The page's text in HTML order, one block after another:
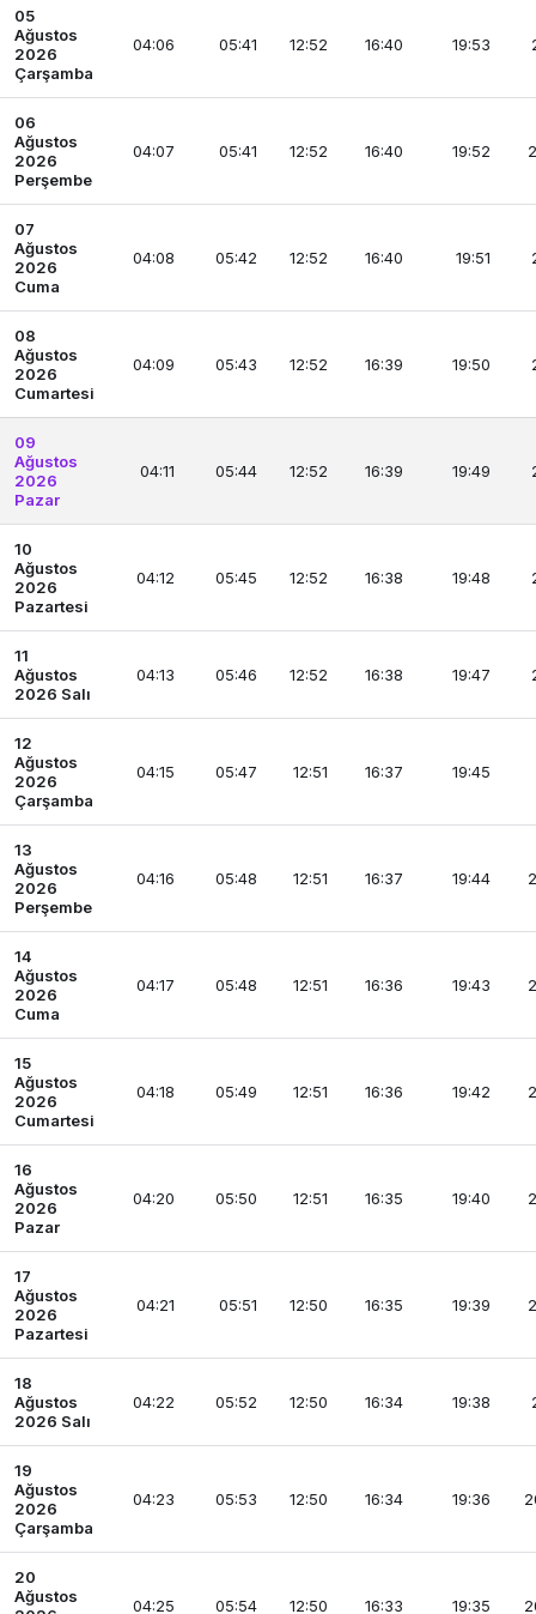
05
Ağustos
2026
Çarşamba
04:06 05:41 12:52 16:40 19:53
06
Ağustos
2026
Perşembe
04:07 05:41 12:52 16:40 19:52
07
Ağustos
2026
Cuma
04:08 05:42 12:52 16:40 19:51
08
Ağustos
2026
Cumartesi
04:09 05:43 12:52 16:39 19:50
09
Ağustos
2026
Pazar
04:11 05:44 12:52 16:39 19:49
10
Ağustos
2026
Pazartesi
04:12 05:45 12:52 16:38 19:48
11
Ağustos
2026 Salı
04:13 05:46 12:52 16:38 19:47
12
Ağustos
2026
Çarşamba
04:15 05:47 12:51 16:37 19:45
13
Ağustos
2026
Perşembe
04:16 05:48 12:51 16:37 19:44
14
Ağustos
2026
Cuma
04:17 05:48 12:51 16:36 19:43
15
Ağustos
2026
Cumartesi
04:18 05:49 12:51 16:36 19:42
16
Ağustos
2026
Pazar
04:20 05:50 12:51 16:35 19:40
17
Ağustos
2026
Pazartesi
04:21 05:51 12:50 16:35 19:39
18
Ağustos
2026 Salı
04:22 05:52 12:50 16:34 19:38
19
Ağustos
2026
Çarşamba
04:23 05:53 12:50 16:34 19:36
20
Ağustos
04:25 05:54 12:50 16:33 19:35